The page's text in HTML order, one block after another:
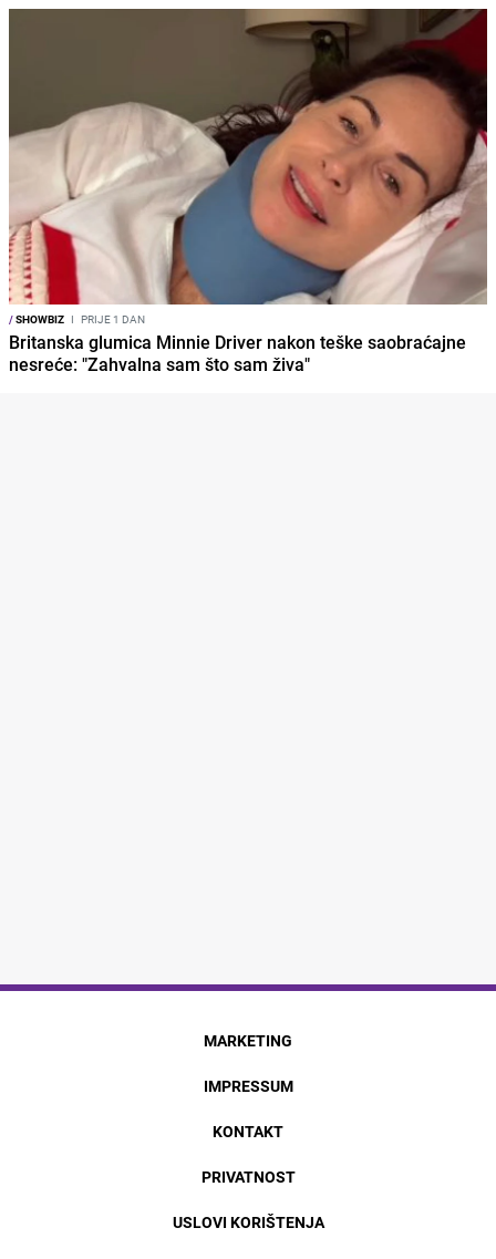
/SHOWBIZ I PRIJE 1 DAN
Britanska glumica Minnie Driver nakon teške saobraćajne
nesreće: "Zahvalna sam što sam živa"
MARKETING
IMPRESSUM
KONTAKT
PRIVATNOST
USLOVI KORIŠTENJA